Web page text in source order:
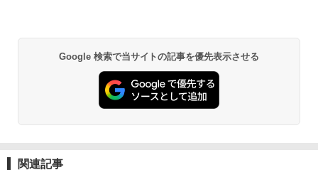
Google 検索で当サイトの記事を優先表示させる
関連記事